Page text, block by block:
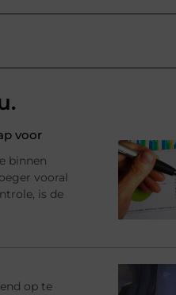
voor
binnen
vooral
is de
op te